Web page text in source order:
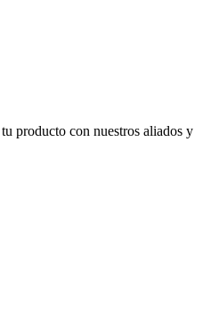
producto con nuestros aliados y